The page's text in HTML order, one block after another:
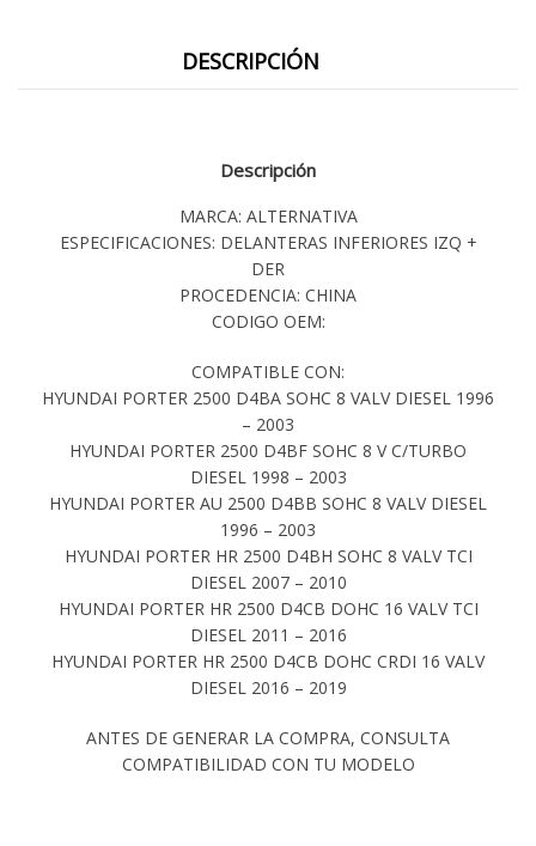
DESCRIPCIÓN
Descripción
MARCA: ALTERNATIVA
ESPECIFICACIONES: DELANTERAS INFERIORES IZQ +
DER
PROCEDENCIA: CHINA
CODIGO OEM:
COMPATIBLE CON:
HYUNDAI PORTER 2500 D4BA SOHC 8 VALV DIESEL 1996
– 2003
HYUNDAI PORTER 2500 D4BF SOHC 8 V C/TURBO
DIESEL 1998 – 2003
HYUNDAI PORTER AU 2500 D4BB SOHC 8 VALV DIESEL
1996 – 2003
HYUNDAI PORTER HR 2500 D4BH SOHC 8 VALV TCI
DIESEL 2007 – 2010
HYUNDAI PORTER HR 2500 D4CB DOHC 16 VALV TCI
DIESEL 2011 – 2016
HYUNDAI PORTER HR 2500 D4CB DOHC CRDI 16 VALV
DIESEL 2016 – 2019
ANTES DE GENERAR LA COMPRA, CONSULTA
COMPATIBILIDAD CON TU MODELO